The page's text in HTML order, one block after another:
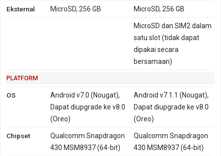
1080p@30fps)
Kapasitas baterai kedua perangkat sama, dengan rincian sebagai
Baterai Asus Zenfone 4 Selfie ZD553KL: Li-ion 3000 mAh,
Baterai Asus Zenfone 4 Selfie ZB553KL
Perbedaan lebih rinciAsus Zenfone 4 Selfie ZD553KLdengan
Asus Zenfone 4 Selfie ZB553KL
dapat dipelajari melalui tabel
perbandingan di bawah.
Eksternal MicroSD, 256 GB MicroSD, 256 GB
MicroSD dan SIM2 dalam
satu slot (tidak dapat
dipakai secara
bersamaan)
PLATFORM
OS
Android v7.0 (Nougat),
Dapat diupgrade ke v8.0
(Oreo)
Android v7.1.1 (Nougat),
Dapat diupgrade ke v8.0
(Oreo)
Chipset
Qualcomm Snapdragon
430 MSM8937 (64-bit)
Qualcomm Snapdragon
430 MSM8937 (64-bit)